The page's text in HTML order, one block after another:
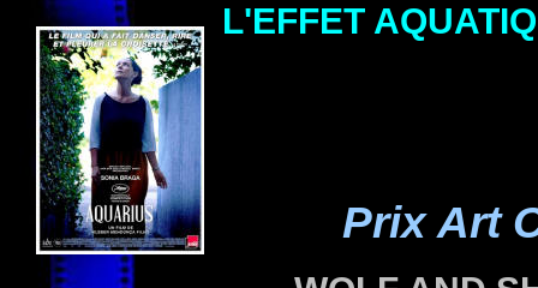
L'EFFET
Prix Art